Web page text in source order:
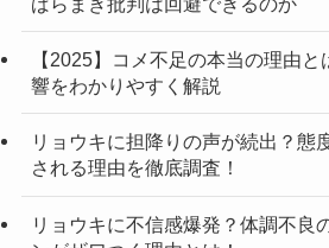
【2025】コメ不足の本当の理由
響をわかりやすく解説
リョウキに担降りの声が続出？態
される理由を徹底調査！
リョウキに不信感爆発？体調不良